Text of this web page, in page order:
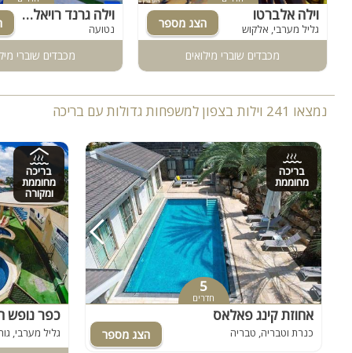
וילה אלברטו
גליל מערבי, אלקוש
מכבדים שוברי מילואים
וילה גרנד רויאל פמילי
נטועה
מכבדים שוברי
נמצאו 241 וילות בצפון למשפחות גדולות עם בריכה
בריכה
מחוממת
5
חדרים
אחוזת קינג פאלאס
כנרת וטבריה, טבריה
בריכה
מחוממת
ומקורה
כפר נופש
גליל מערבי,